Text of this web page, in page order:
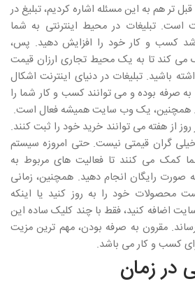
تر هم به این مسئله اشاره کردیم، تبلیغ در
است. تبلیغات در محیط اینترنتی به شما
کسب و کار خود را افزایش دهید. پس،
کند تا به یک محیط تجاری ارزان قیمت
باشید. تبلیغات در دنیای اینترنت اشکال
به صرفه بوده و می توانند کسب و کار شما را
همچنین، یک وب سایت همیشه فعال است.
از هفته می توانند خرید خود را ثبت کنند.
گران قیمتی نیست. حتی امروزه سیستم
کمک می کنند تا فعالیت های مربوط به
صورت رایگان انجام دهید. همچنین، زمانی
محصولات خود را به روز کنید یا اینکه
اضافه کنید، فقط با چند کلیک ساده این
مقرون به صرفه بودن، مهم ترین مزیت
کسب و کار می باشد.
در زمان